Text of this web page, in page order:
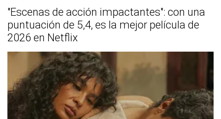
"Escenas de acción impactantes": con una
puntuación de 5,4, es la mejor película de
2026 en Netflix